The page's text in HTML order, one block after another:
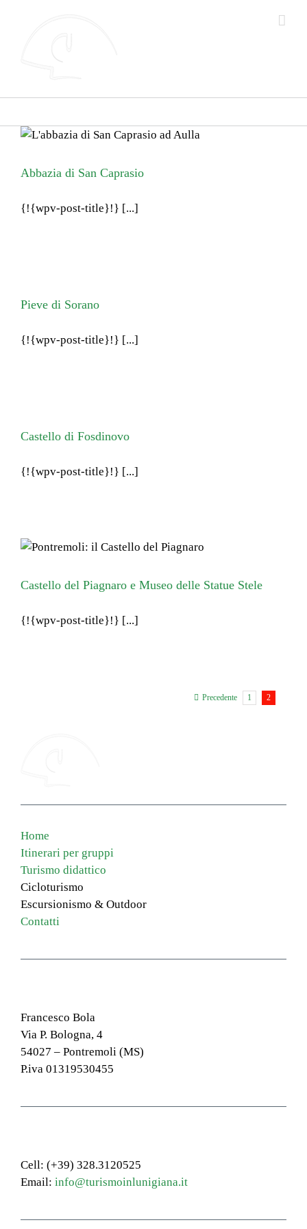
Abbazia di San Caprasio
{!{wpv-post-title}!} [...]
Pieve di Sorano
{!{wpv-post-title}!} [...]
Castello di Fosdinovo
{!{wpv-post-title}!} [...]
Castello del Piagnaro e Museo delle Statue Stele
{!{wpv-post-title}!} [...]
Precedente 1 2
Home
Itinerari per gruppi
Turismo didattico
Cicloturismo
Escursionismo & Outdoor
Contatti
Francesco Bola
Via P. Bologna, 4
54027 – Pontremoli (MS)
P.iva 01319530455
Cell: (+39) 328.3120525
Email: info@turismoinlunigiana.it